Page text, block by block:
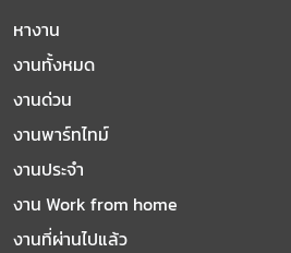
หางาน
งานทั้งหมด
งานด่วน
งานพาร์ทไทม์
งานประจำ
งาน Work from home
งานที่ผ่านไปแล้ว